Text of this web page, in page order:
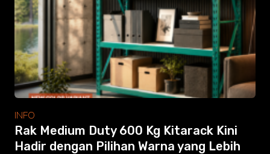
Modular Mezanine
Accessories
Info
Gallery
Photo
Video
Tutorial
Clients
Contact
INFO
Rak Medium Duty 600 Kg Kitarack Kini
Hadir dengan Pilihan Warna yang Lebih